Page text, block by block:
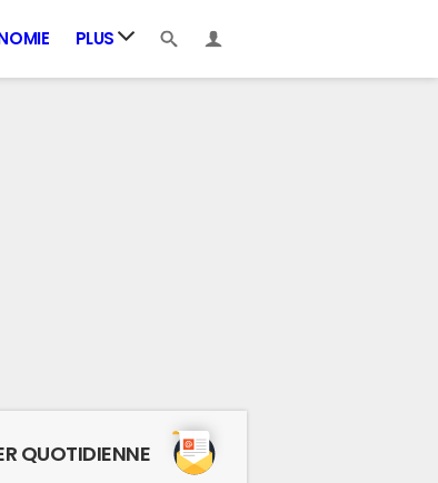
PLUS
QUOTIDIENNE